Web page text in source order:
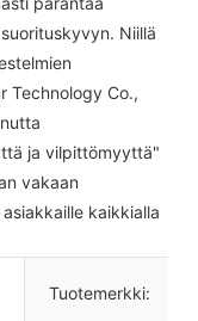
Niillä
Technology Co.,
ja vilpittömyyttä"
vakaan
kaikkialla
Tuotemerkki: